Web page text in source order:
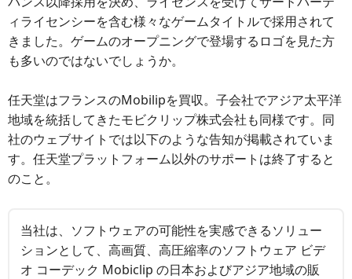
ィライセンシーを含む様々なゲームタイトルで採用されて
きました。ゲームのオープニングで登場するロゴを見た方
も多いのではないでしょうか。
任天堂はフランスのMobilipを買収。子会社でアジア太平洋
地域を統括してきたモビクリップ株式会社も同様です。同
社のウェブサイトでは以下のような告知が掲載されていま
す。任天堂プラットフォーム以外のサポートは終了すると
のこと。
当社は、ソフトウェアの可能性を実感できるソリュー
ションとして、高画質、高圧縮率のソフトウェア ビデ
オ コーデック Mobiclip の日本およびアジア地域の販